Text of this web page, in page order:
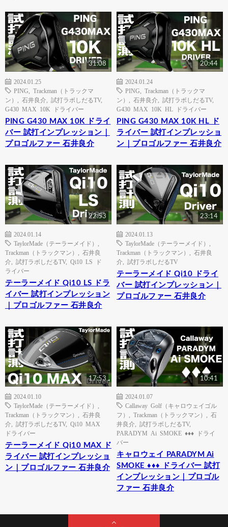
31:08
2024.01.25
PING
Trackman（トラックマ
ン）
石井良介 試打ラボしだるTV,
G430 MAX 10K ドライバー
PING G430 MAX 10K ドライ
バー 試打インプレッション｜
プロゴルファー 石井良介
20:44
2024.01.24
PING
Trackman（トラックマ
ン）
石井良介 試打ラボしだるTV,
G430 MAX 10K HL ドライバー
PING G430 MAX 10K HL ド
ライバー 試打インプレッショ
ン｜プロゴルファー 石井良介
22:53
2024.01.14
TaylorMade（テーラーメイド）
Trackman（トラックマン）
石井良
介
試打ラボしだるTV, Qi10 LS ド
ライバー
テーラーメイド Qi10 LS ドラ
イバー 試打インプレッション
｜プロゴルファー 石井良介
23:14
2024.01.13
TaylorMade（テーラーメイド）
Trackman（トラックマン）
石井良
介
試打ラボしだるTV
テーラーメイド Qi10 ドライ
バー 試打インプレッション｜
プロゴルファー 石井良介
17:53
2024.01.10
TaylorMade（テーラーメイド）
Trackman（トラックマン）
石井良
介
試打ラボしだるTV, Qi10 MAX
ドライバー
テーラーメイド Qi10 MAX ド
ライバー 試打インプレッショ
ン｜プロゴルファー 石井良介
10:41
2024.01.07
Callaway Golf（キャロウェイゴル
フ）
Trackman（トラックマン）
石
井良介
試打ラボしだるTV,
PARADYM Ai SMOKE ♦♦♦ ドライ
バー
キャロウェイ PARADYM Ai
SMOKE ♦♦♦ ドライバー 試打
インプレッション｜プロゴル
ファー 石井良介